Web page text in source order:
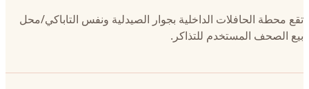
تقع محطة الحافلات الداخلية بجوار الصيدلية ونفس التاباكي/محل
بيع الصحف المستخدم للتذاكر.